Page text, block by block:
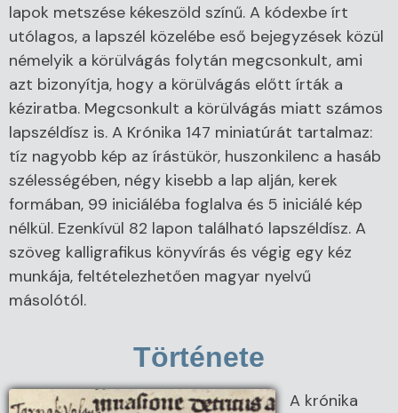
lapok metszése kékeszöld színű. A kódexbe írt
utólagos, a lapszél közelébe eső bejegyzések közül
némelyik a körülvágás folytán megcsonkult, ami
azt bizonyítja, hogy a körülvágás előtt írták a
kéziratba. Megcsonkult a körülvágás miatt számos
lapszéldísz is. A Krónika 147 miniatúrát tartalmaz:
tíz nagyobb kép az írástükör, huszonkilenc a hasáb
szélességében, négy kisebb a lap alján, kerek
formában, 99 iniciáléba foglalva és 5 iniciálé kép
nélkül. Ezenkívül 82 lapon található lapszéldísz. A
szöveg kalligrafikus könyvírás és végig egy kéz
munkája, feltételezhetően magyar nyelvű
másolótól.
Története
A krónika